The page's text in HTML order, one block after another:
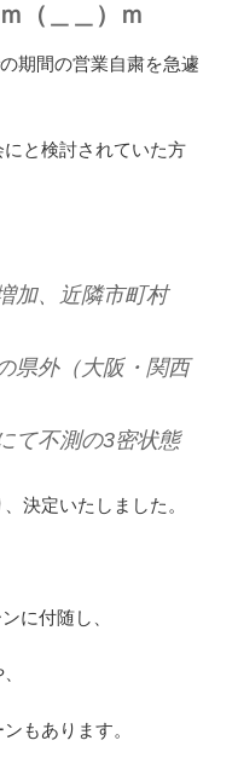
（＿＿）ｍ
期間の営業自粛を急遽
と検討されていた方
加、近隣市町村
県外（大阪・関西
て不測の3密状態
決定いたしました。
に付随し、
もあります。